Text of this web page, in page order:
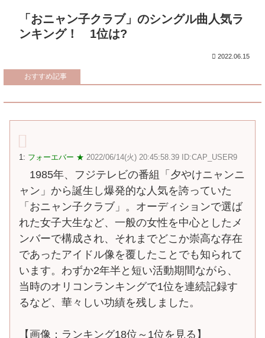
「おニャン子クラブ」のシングル曲人気ラ
ンキング！ 1位は?
2022.06.15
おすすめ記事
1: フォーエバー ★ 2022/06/14(火) 20:45:58.39 ID:CAP_USER9
1985年、フジテレビの番組「夕やけニャンニ
ャン」から誕生し爆発的な人気を誇っていた
「おニャン子クラブ」。オーディションで選ば
れた女子大生など、一般の女性を中心としたメ
ンバーで構成され、それまでどこか崇高な存在
であったアイドル像を覆したことでも知られて
います。わずか2年半と短い活動期間ながら、
当時のオリコンランキングで1位を連続記録す
るなど、華々しい功績を残しました。
【画像：ランキング18位～1位を見る】